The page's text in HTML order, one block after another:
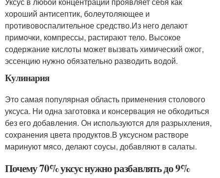
хороший антисептик, болеутоляющее и
противовоспалительное средство.Из него делают
примочки, компрессы, растирают тело. Высокое
содержание кислоты может вызвать химический ожог,
эссенцию нужно обязательно разводить водой.
Кулинария
Это самая популярная область применения столового
уксуса. Ни одна заготовка и консервация не обходиться
без его добавления. Он используются для разрыхления,
сохранения цвета продуктов.В уксусном растворе
маринуют мясо, делают соусы, добавляют в салаты.
Почему 70% уксус нужно разбавлять до 9%